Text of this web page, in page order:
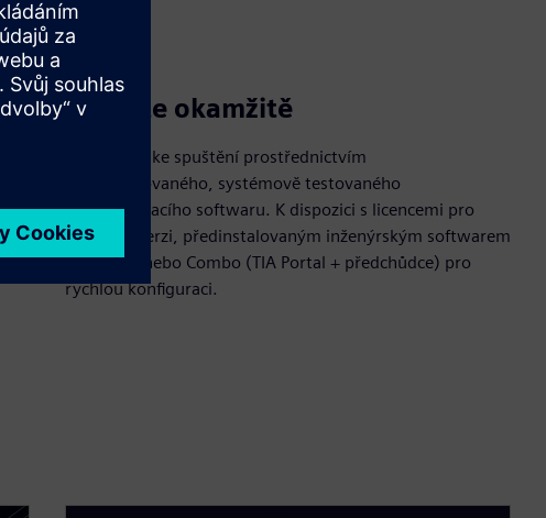
Začněte okamžitě
Připraveno ke spuštění prostřednictvím
předinstalovaného, systémově testovaného
programovacího softwaru. K dispozici s licencemi pro
zkušební verzi, předinstalovaným inženýrským softwarem
TIA Portal nebo Combo (TIA Portal + předchůdce) pro
rychlou konfiguraci.